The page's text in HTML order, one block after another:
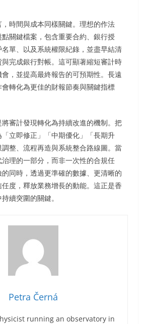
時間與成本同樣關鍵。理想的作法
關鍵檔案，包含重要合約、銀行授
單、以及系統權限紀錄，並盡早結清
完成銀行對帳。這可顯著縮短審計時
，並提高最終報告的可預期性。長遠
轉化為更佳的財報節奏與關鍵指標
審計發現轉化為持續改進的機制。把
立即修正」「中期優化」「長期升
整、流程再造與系統整合路線圖。當
理的一部分，而非一次性的合規任
同時，透過更準確的數據、更清晰的
度，釋放業務增長的動能。這正是香
續突圍的關鍵。
Petra Černá
running an observatory in